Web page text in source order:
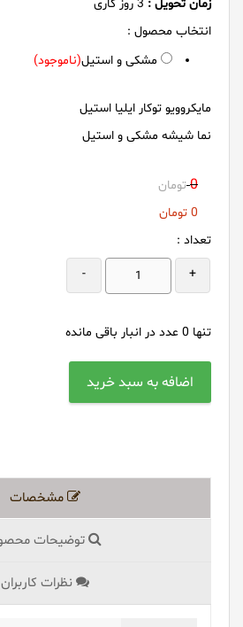
زمان تحویل : 3 روز کاری
انتخاب محصول :
مشکی و استیل(ناموجود)
مایکروویو توکار ایلیا استیل
نما شیشه مشکی و استیل
0 تومان
0 تومان
تعداد :
+
-
تنها 0 عدد در انبار باقی مانده
مشخصات
توضیحات
نظرات کاربران